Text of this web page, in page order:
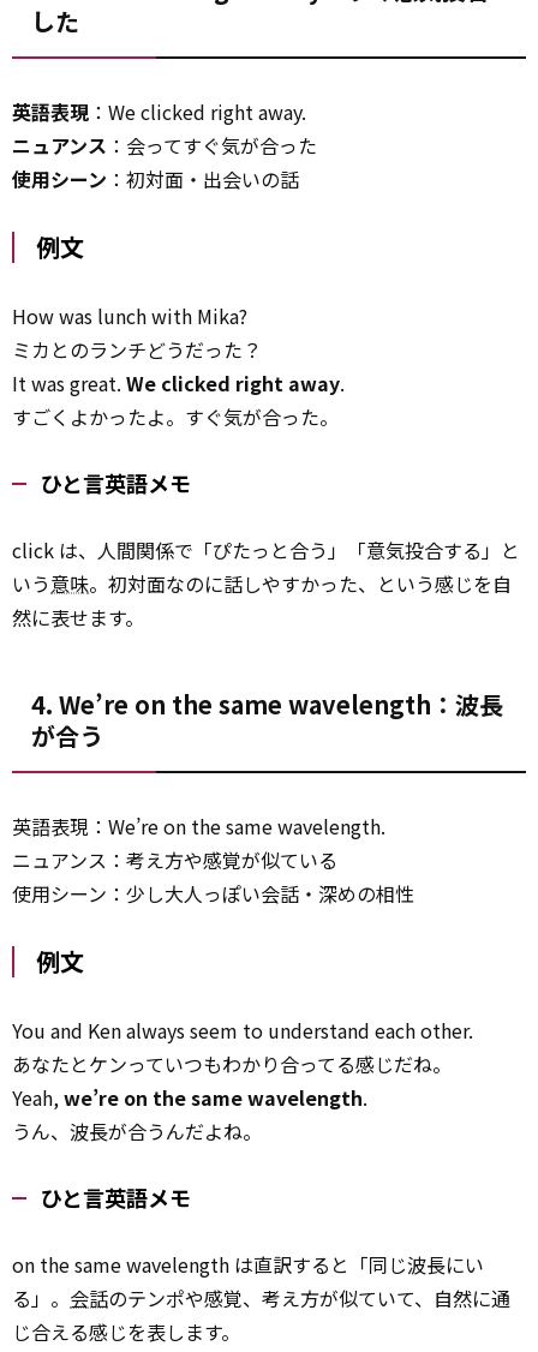
した
英語表現 ：We clicked right away.
ニュアンス ：会ってすぐ気が合った
使用シーン ：初対面・出会いの話
例文
How was lunch with Mika?
ミカとのランチどうだった？
It was great. We clicked right away.
すごくよかったよ。すぐ気が合った。
ひと言英語メモ
click は、人間関係で「ぴたっと合う」「意気投合する」と
いう意味。初対面なのに話しやすかった、という感じを自
然に表せます。
4. We’re on the same wavelength：波長
が合う
英語表現：We’re on the same wavelength.
ニュアンス：考え方や感覚が似ている
使用シーン：少し大人っぽい会話・深めの相性
例文
You and Ken always seem to understand each other.
あなたとケンっていつもわかり合ってる感じだね。
Yeah, we’re on the same wavelength.
うん、波長が合うんだよね。
ひと言英語メモ
on the same wavelength は直訳すると「同じ波長にい
る」。 会話のテンポや感覚、考え方が似ていて、自然に通
じ合える感じを表します。